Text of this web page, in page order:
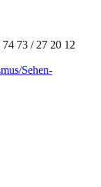
73 / 27 20 12
Sehen-